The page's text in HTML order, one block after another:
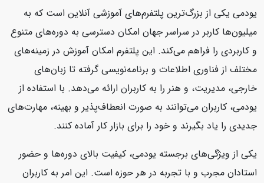
یودمی یکی از بزرگ‌ترین پلتفرم‌های آموزشی آنلاین است که به
میلیون‌ها کاربر در سراسر جهان امکان دسترسی به دوره‌های متنوع
و کاربردی را فراهم می‌کند. این پلتفرم امکان آموزش در زمینه‌های
مختلف از فناوری اطلاعات و برنامه‌نویسی گرفته تا زبان‌های
خارجی، مدیریت، و هنر را به کاربران ارائه می‌دهد. با استفاده از
یودمی، کاربران می‌توانند به صورت انعطاف‌پذیر و بهینه، مهارت‌های
جدیدی را یاد بگیرند و خود را برای بازار کار آماده کنند.
یکی از ویژگی‌های برجسته یودمی، کیفیت بالای دوره‌ها و حضور
استادان مجرب و با تجربه در هر حوزه است. این امر به کاربران